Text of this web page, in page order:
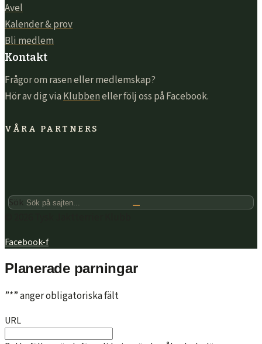
Avel
Kalender & prov
Bli medlem
Kontakt
Frågor om rasen eller medlemskap?
Hör av dig viaKlubbeneller följ oss på Facebook.
VÅRA PARTNERS
Sök
Facebook-f
Planerade parningar
”*” anger obligatoriska fält
URL